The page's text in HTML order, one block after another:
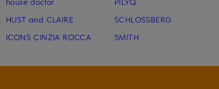
HUST and CLAIRE
ICONS CINZIA ROCCA
SCHLOSSBERG
SMITH